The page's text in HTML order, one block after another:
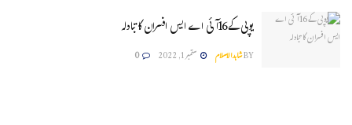
یوپی کے16آئی اے ایس افسران کا تبادلہ
BYشاہدالاسلام ستمبر 1, 2022 0